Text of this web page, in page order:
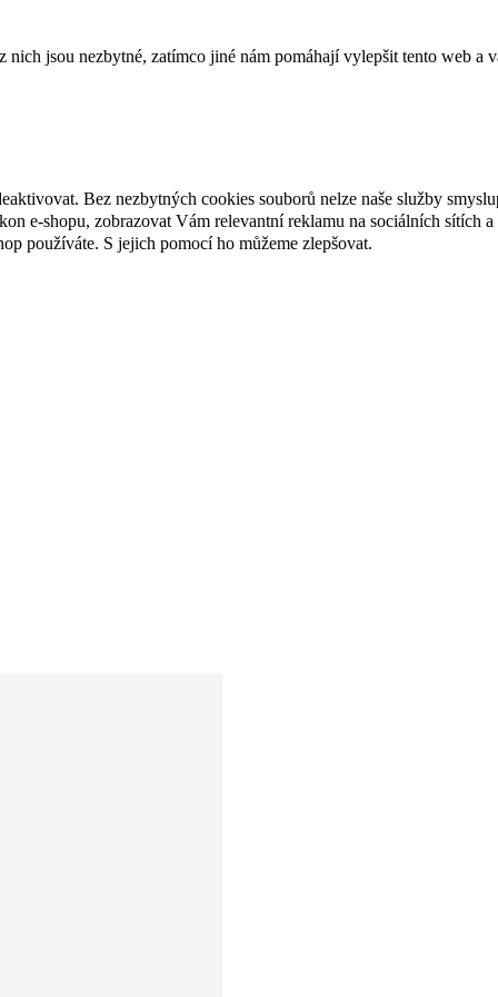
jsou nezbytné, zatímco jiné nám pomáhají vylepšit tento web a
Bez nezbytných cookies souborů nelze naše služby
e-shopu, zobrazovat Vám relevantní reklamu na sociálních sítích
používáte. S jejich pomocí ho můžeme zlepšovat.